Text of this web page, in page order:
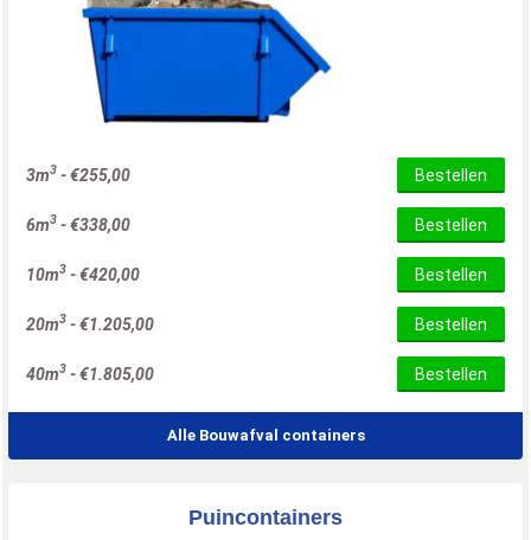
3m3 -€255,00 Bestellen
6m3 -€338,00 Bestellen
10m3 -€420,00 Bestellen
20m3 -€1.205,00 Bestellen
40m3 -€1.805,00 Bestellen
Alle Bouwafval containers
Puincontainers